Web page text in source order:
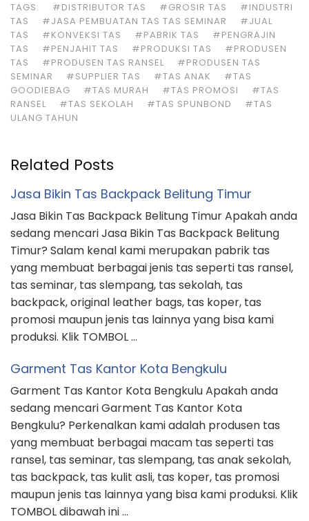
TAGS: #DISTRIBUTOR TAS #GROSIR TAS
#INDUSTRI
TAS
#JASA PEMBUATAN TAS TAS SEMINAR
#JUAL
TAS
#KONVEKSI TAS #PABRIK TAS
#PENGRAJIN
TAS
#PENJAHIT TAS #PRODUKSI TAS
#PRODUSEN
TAS
#PRODUSEN TAS RANSEL
#PRODUSEN TAS
SEMINAR
#SUPPLIER TAS #TAS ANAK
#TAS
GOODIEBAG
#TAS MURAH #TAS PROMOSI
#TAS
RANSEL
#TAS SEKOLAH #TAS SPUNBOND
#TAS
ULANG TAHUN
Related Posts
Jasa Bikin Tas Backpack Belitung Timur
Jasa Bikin Tas Backpack Belitung Timur Apakah anda
sedang mencari Jasa Bikin Tas Backpack Belitung
Timur? Salam kenal kami merupakan pabrik tas
yang membuat berbagai jenis tas seperti tas ransel,
tas seminar, tas slempang, tas sekolah, tas
backpack, original leather bags, tas koper, tas
promosi maupun jenis tas lainnya yang bisa kami
produksi. Klik TOMBOL …
Garment Tas Kantor Kota Bengkulu
Garment Tas Kantor Kota Bengkulu Apakah anda
sedang mencari Garment Tas Kantor Kota
Bengkulu? Perkenalkan kami adalah produsen tas
yang membuat berbagai macam tas seperti tas
ransel, tas seminar, tas slempang, tas anak sekolah,
tas backpack, tas kulit asli, tas koper, tas promosi
maupun jenis tas lainnya yang bisa kami produksi. Klik
TOMBOL dibawah ini …